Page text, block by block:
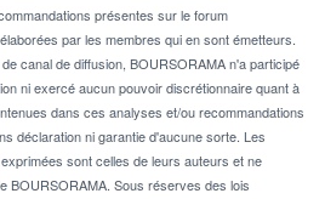
présentes sur le forum
par les membres qui en sont émetteurs.
canal de diffusion, BOURSORAMA n'a participé
ni exercé aucun pouvoir discrétionnaire quant à
dans ces analyses et/ou recommandations
déclaration ni garantie d'aucune sorte. Les
sont celles de leurs auteurs et ne
BOURSORAMA. Sous réserves des lois